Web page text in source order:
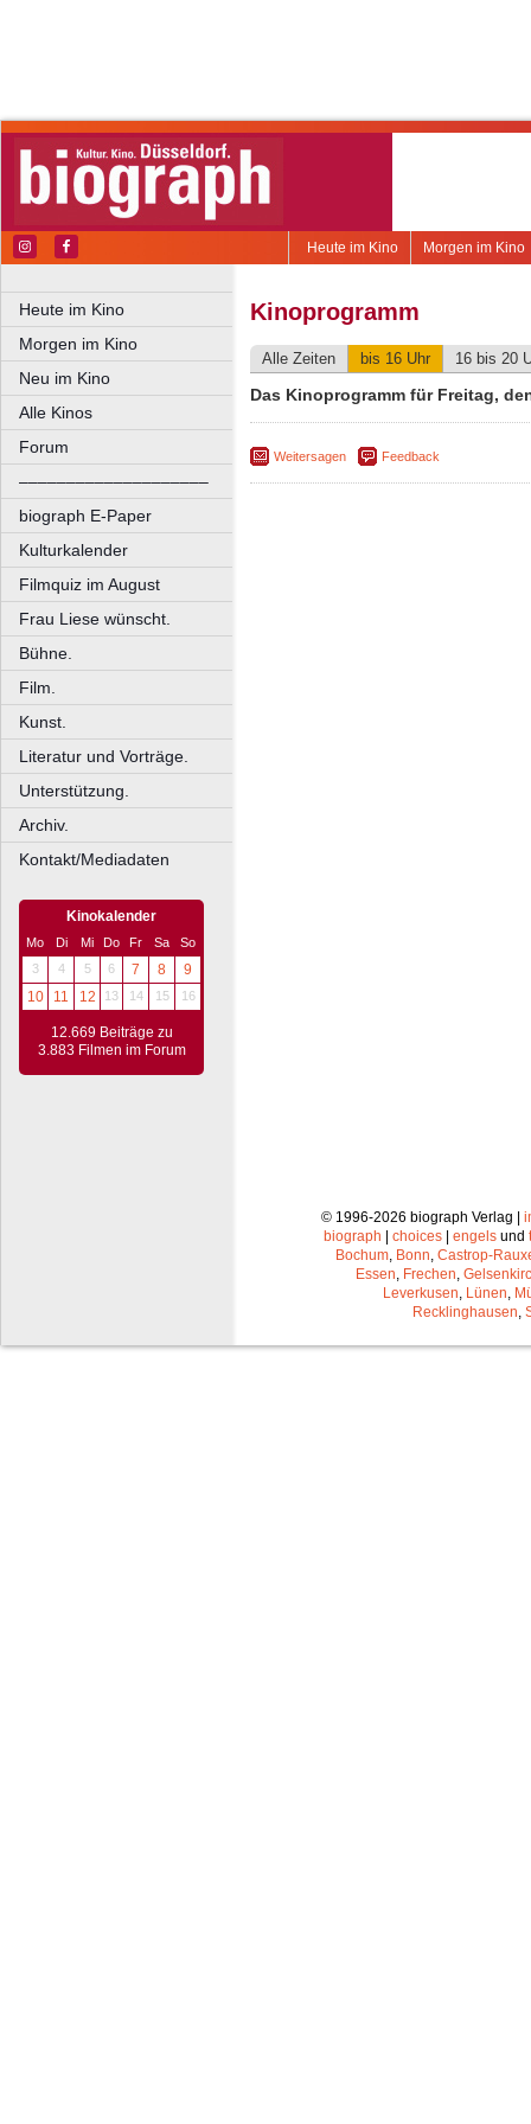
Morgen im Kino
Heute im Kino
Heute im Kino
Morgen im Kino
Neu im Kino
Alle Kinos
Forum
––––––––––––––––––––
biograph E-Paper
Kulturkalender
Filmquiz im August
Frau Liese wünscht.
Bühne.
Film.
Kunst.
Literatur und Vorträge.
Unterstützung.
Archiv.
Kontakt/Mediadaten
Kinokalender
Mo Di Mi Do Fr Sa
So
3
4 5 6 7 8
9
10
11 12 13 14 15 16
12.669 Beiträge zu
3.883 Filmen im Forum
Kinoprogramm
Alle Zeiten bis 16 Uhr 16 bis 20
Das Kinoprogramm für Freitag,
Weitersagen Feedback
© 1996-2026 biograph Verlag |
biograph
choices engels und
Bochum, Bonn, Castrop-
Essen, Frechen,
Leverkusen, Lünen,
Recklinghausen,